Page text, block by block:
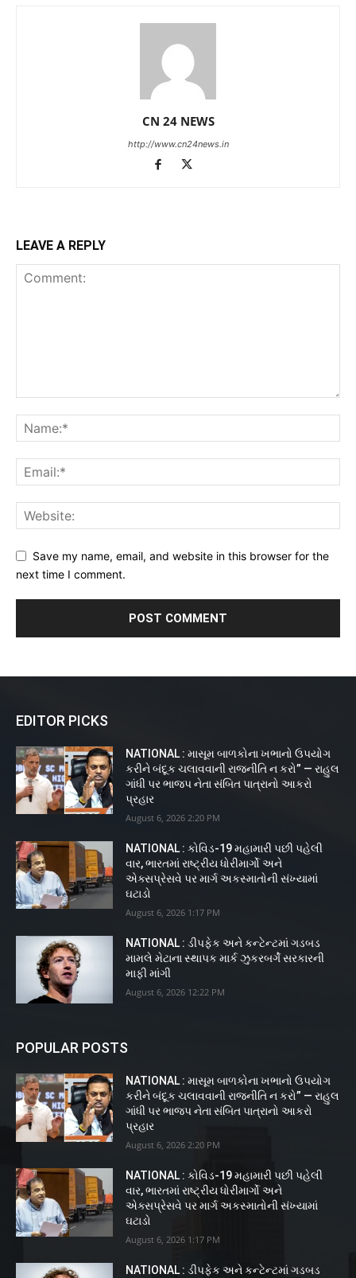
CN 24 NEWS
http://www.cn24news.in
LEAVE A REPLY
Save my name, email, and website in this browser for the
next time I comment.
EDITOR PICKS
NATIONAL : માસૂમ બાળકોના ખભાનો ઉપયોગ
કરીને બંદૂક ચલાવવાની રાજનીતિ ન કરો” — રાહુલ
ગાંધી પર ભાજપ નેતા સંબિત પાત્રાનો આકરો
પ્રહાર
August 6, 2026 2:20 PM
NATIONAL : કોવિડ-19 મહામારી પછી પહેલી
વાર, ભારતમાં રાષ્ટ્રીય ધોરીમાર્ગો અને
એક્સપ્રેસવે પર માર્ગ અકસ્માતોની સંખ્યામાં
ઘટાડો
August 6, 2026 1:17 PM
NATIONAL : ડીપફેક અને કન્ટેન્ટમાં ગડબડ
મામલે મેટાના સ્થાપક માર્ક ઝુકરબર્ગે સરકારની
માફી માંગી
August 6, 2026 12:22 PM
POPULAR POSTS
NATIONAL : માસૂમ બાળકોના ખભાનો ઉપયોગ
કરીને બંદૂક ચલાવવાની રાજનીતિ ન કરો” — રાહુલ
ગાંધી પર ભાજપ નેતા સંબિત પાત્રાનો આકરો
પ્રહાર
August 6, 2026 2:20 PM
NATIONAL : કોવિડ-19 મહામારી પછી પહેલી
વાર, ભારતમાં રાષ્ટ્રીય ધોરીમાર્ગો અને
એક્સપ્રેસવે પર માર્ગ અકસ્માતોની સંખ્યામાં
ઘટાડો
August 6, 2026 1:17 PM
NATIONAL : ડીપફેક અને કન્ટેન્ટમાં ગડબડ